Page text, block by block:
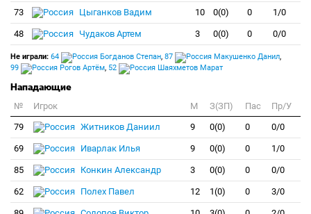
73 Цыганков Вадим 10 0(0) 0 1/0
48 Чудаков Артем 3 0(0) 0 0/0
Не играли: 64 Богданов Степан, 87 Макушенко Данил,
99
Рогов Артём, 52 Шаяхметов Марат
Нападающие
№ Игрок M З(ЗП) Пас
Пр/У
79
Житников Даниил 9 0(0) 0 0/0
69 Иварлак Илья 9 0(0) 0 1/0
85 Конкин Александр 3 0(0) 0 0/0
62 Полех Павел 12 1(0) 0 3/0